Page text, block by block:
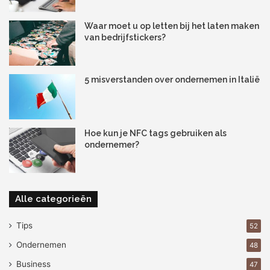
Optimalisatie in pura forma!
Betere samenwerking tussen
verschillende afdelingen
Workflows doen ook iets anders: ze zorgen dat je
Waar moet u op letten bij het laten maken
van bedrijfstickers?
5 misverstanden over ondernemen in Italië
Hoe kun je NFC tags gebruiken als
ondernemer?
Alle categorieën
Tips 52
Ondernemen 48
Business 47